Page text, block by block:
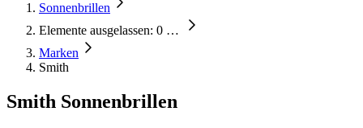
Sonnenbrillen
Elemente ausgelassen: 0 …
Marken
Smith
Smith Sonnenbrillen